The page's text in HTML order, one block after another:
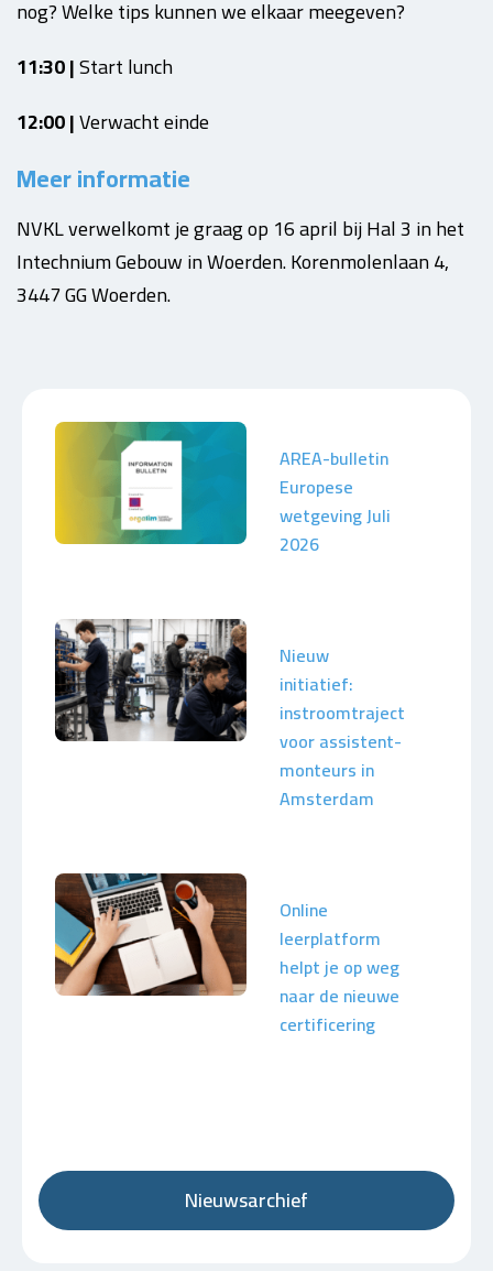
nog? Welke tips kunnen we elkaar meegeven?
11:30 |Start lunch
12:00 |Verwacht einde
Meer informatie
NVKL verwelkomt je graag op 16 april bij Hal 3 in het
Intechnium Gebouw in Woerden. Korenmolenlaan 4,
3447 GG Woerden.
AREA-bulletin
Europese
wetgeving Juli
2026
Nieuw
initiatief:
instroomtraject
voor assistent-
monteurs in
Amsterdam
Online
leerplatform
helpt je op weg
naar de nieuwe
certificering
Nieuwsarchief